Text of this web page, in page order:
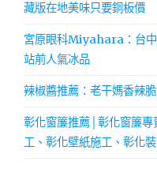
藏版在地美味只要銅板價
宮原眼科Miyahara：台
站前人氣冰品
辣椒醬推薦：老干媽香辣
彰化窗簾推薦│彰化窗簾
工、彰化壁紙施工、彰化